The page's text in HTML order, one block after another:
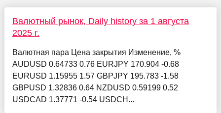
Валютный рынок, Daily history за 1 августа
2025 г.
Валютная пара Цена закрытия Изменение, %
AUDUSD 0.64733 0.76 EURJPY 170.904 -0.68
EURUSD 1.15955 1.57 GBPJPY 195.783 -1.58
GBPUSD 1.32836 0.64 NZDUSD 0.59199 0.52
USDCAD 1.37771 -0.54 USDCH...